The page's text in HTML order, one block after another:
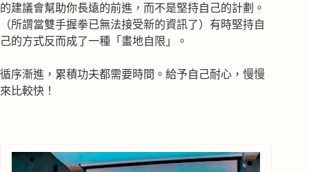
的建議會幫助你長遠的前進，而不是堅持自己的計劃。
（所謂當雙手握拳已無法接受新的資訊了）有時堅持自
己的方式反而成了一種「畫地自限」。
循序漸進，累積功夫都需要時間。給予自己耐心，慢慢
來比較快！